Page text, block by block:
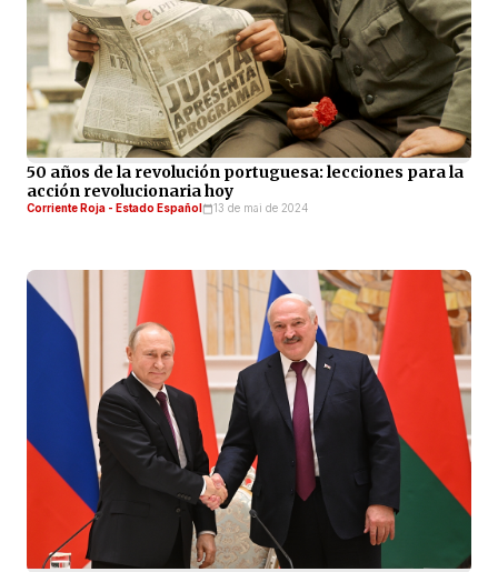
50 años de la revolución portuguesa: lecciones para la
acción revolucionaria hoy
Corriente Roja - Estado Español 13 de mai de 2024